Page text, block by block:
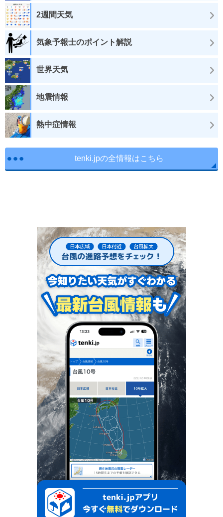
2週間天気
気象予報士のポイント解説
世界天気
地震情報
熱中症情報
tenki.jpの全情報はこちら